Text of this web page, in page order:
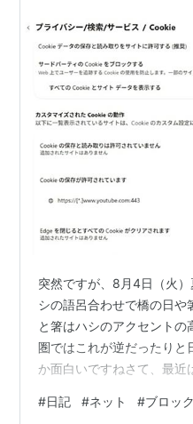
突然ですが、8月4日（火
シの語呂合わせで橋の日や
と箸はハシのアクセント
圏ではこれが逆だったりと
か面白いですねさて、最近
てみましたそのあと、ブロ
#日記 #ネット #ブロック